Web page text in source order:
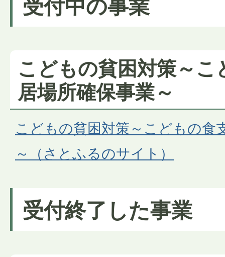
こどもの貧困対策～
居場所確保事業～
こどもの貧困対策～こどもの食
～（さとふるのサイト）
受付終了した事業